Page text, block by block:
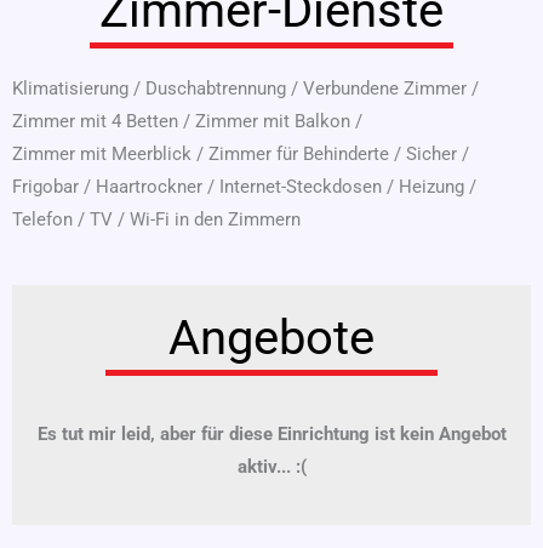
Klimatisierung / Duschabtrennung / Verbundene Zimmer /
Zimmer mit 4 Betten / Zimmer mit Balkon /
Zimmer mit Meerblick / Zimmer für Behinderte / Sicher /
Frigobar / Haartrockner / Internet-Steckdosen / Heizung /
Telefon / TV / Wi-Fi in den Zimmern
Angebote
Es tut mir leid, aber für diese Einrichtung ist kein Angebot
aktiv... :(